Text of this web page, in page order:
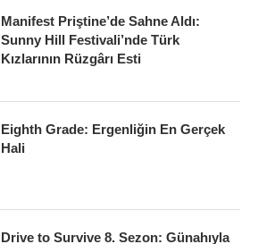
Manifest Priştine’de Sahne Aldı:
Sunny Hill Festivali’nde Türk
Kızlarının Rüzgârı Esti
Eighth Grade: Ergenliğin En Gerçek
Hali
Drive to Survive 8. Sezon: Günahıyla